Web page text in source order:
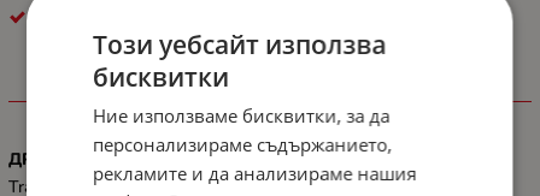
ХАРАКТЕРИСТИКИ
ДРУГИ
Transmission speed: 480 Mb/s
Този уебсайт използва
бисквитки
Ние използваме бисквитки, за да
персонализираме съдържанието,
рекламите и да анализираме нашия